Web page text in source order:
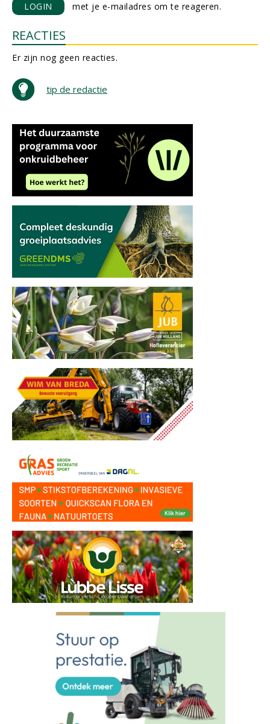
LOGIN met je e-mailadres om te reageren.
REACTIES
Er zijn nog geen reacties.
tip de redactie